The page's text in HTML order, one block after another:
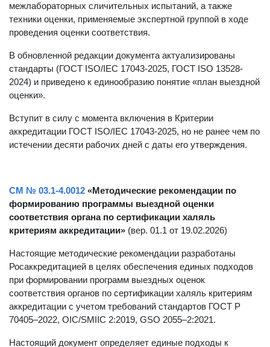
межлабораторных сличительных испытаний, а также
техники оценки, применяемые экспертной группой в ходе
проведения оценки соответствия.
В обновленной редакции документа актуализированы
стандарты (ГОСТ ISO/IEC 17043-2025, ГОСТ ISO 13528-
2024) и приведено к единообразию понятие «план выездной
оценки».
Вступит в силу с момента включения в Критерии
аккредитации ГОСТ ISO/IEC 17043-2025, но не ранее чем по
истечении десяти рабочих дней с даты его утверждения.
СМ № 03.1-4.0012 «Методические рекомендации по
формированию программы выездной оценки
соответствия органа по сертификации халяль
критериям аккредитации» (вер. 01.1 от 19.02.2026)
Настоящие методические рекомендации разработаны
Росаккредитацией в целях обеспечения единых подходов
при формировании программ выездных оценок
соответствия органов по сертификации халяль критериям
аккредитации с учетом требований стандартов ГОСТ Р
70405–2022, OIC/SMIIC 2:2019, GSO 2055–2:2021.
Настоящий документ определяет единые подходы к